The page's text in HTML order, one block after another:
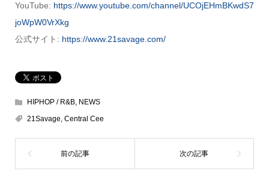
YouTube: https://www.youtube.com/channel/UCOjEHmBKwdS7
joWpW0VrXkg
公式サイト: https://www.21savage.com/
HIPHOP / R&B, NEWS
21Savage, Central Cee